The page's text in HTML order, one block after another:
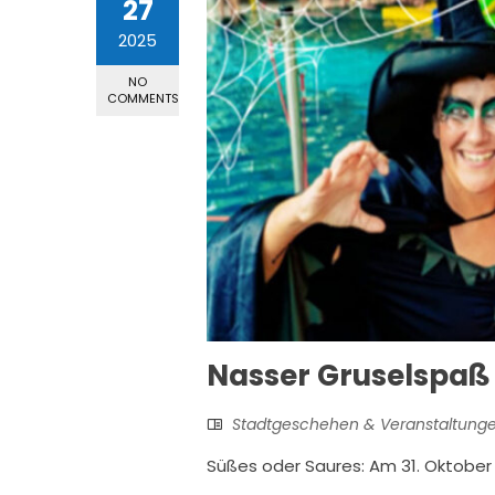
27
2025
NO
COMMENTS
Nasser Gruselspaß
Stadtgeschehen &
Süßes oder Saures: Am 31.